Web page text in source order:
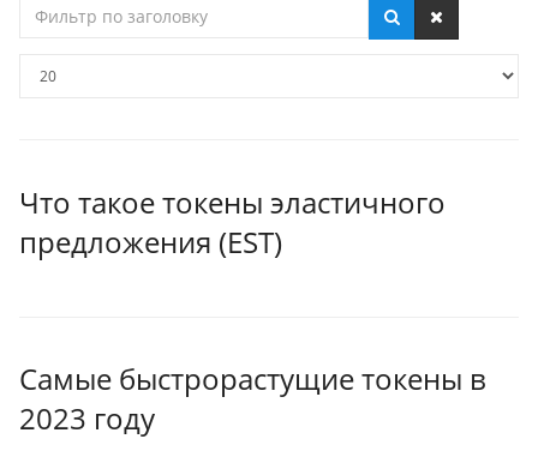
по
Что такое токены эластичного
предложения (EST)
Самые быстрорастущие токены в
2023 году